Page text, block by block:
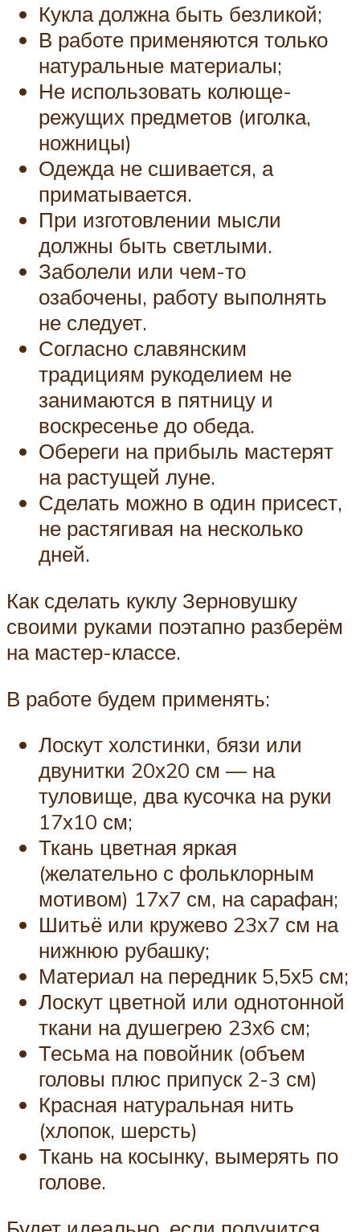
Кукла должна быть безликой;
В работе применяются только
натуральные материалы;
Не использовать колюще-
режущих предметов (иголка,
ножницы)
Одежда не сшивается, а
приматывается.
При изготовлении мысли
должны быть светлыми.
Заболели или чем-то
озабочены, работу выполнять
не следует.
Согласно славянским
традициям рукоделием не
занимаются в пятницу и
воскресенье до обеда.
Обереги на прибыль мастерят
на растущей луне.
Сделать можно в один присест,
не растягивая на несколько
дней.
Как сделать куклу Зерновушку
своими руками поэтапно разберём
на мастер-классе.
В работе будем применять:
Лоскут холстинки, бязи или
двунитки 20х20 см — на
туловище, два кусочка на руки
17х10 см;
Ткань цветная яркая
(желательно с фольклорным
мотивом) 17х7 см, на сарафан;
Шитьё или кружево 23х7 см на
нижнюю рубашку;
Материал на передник 5,5х5 см;
Лоскут цветной или однотонной
ткани на душегрею 23х6 см;
Тесьма на повойник (объем
головы плюс припуск 2-3 см)
Красная натуральная нить
(хлопок, шерсть)
Ткань на косынку, вымерять по
голове.